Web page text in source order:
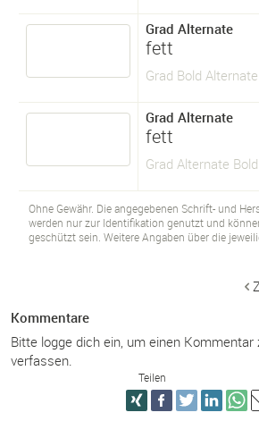
Grad Alternate
fett
Grad Bold Alternate
Grad Alternate
fett
Grad Alternate Bold
Ohne Gewähr. Die angegebenen Schrift- und
werden nur zur Identifikation genutzt und
geschützt sein. Weitere Angaben über die
Kommentare
Bitte logge dich ein, um einen Kommentar
verfassen.
Teilen